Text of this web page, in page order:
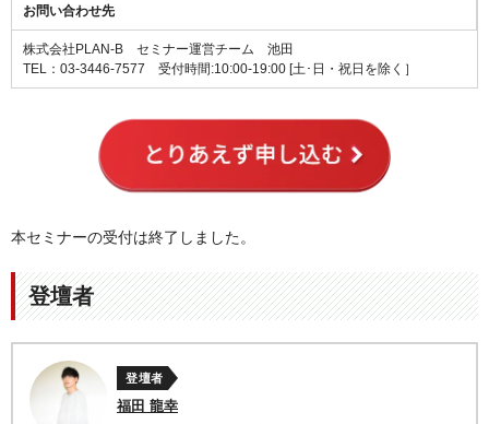
お問い合わせ先
株式会社PLAN-B セミナー運営チーム 池田
TEL：03-3446-7577 受付時間:10:00-19:00 [土･日・祝日を除く］
本セミナーの受付は終了しました。
登壇者
登壇者
福田 龍幸